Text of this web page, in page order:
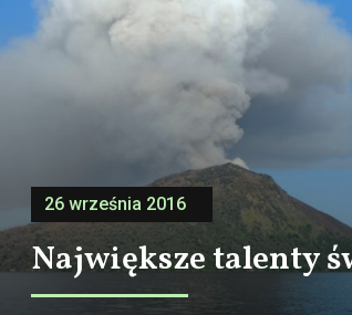
26 września 2016
Największe talenty